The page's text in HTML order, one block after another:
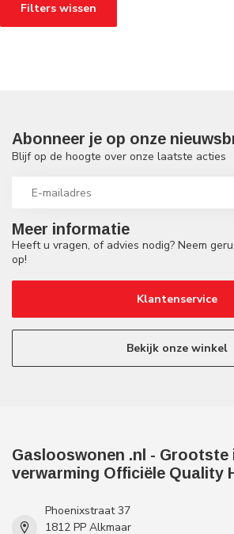
Filters wissen
Meer informatie
Heeft u vragen, of advies nodig? Neem
op!
Klantenservice
Bekijk onze winkel
Abonneer je op onze
Blijf op de hoogte over onze laatste acties
Gaslooswonen .nl - Grootste
verwarming Officiële Quality
Phoenixstraat 37
1812 PP Alkmaar